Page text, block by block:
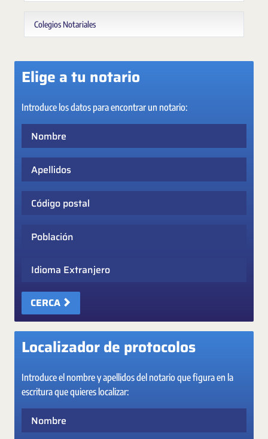
Colegios Notariales
Elige a tu notario
Introduce los datos para encontrar un notario:
Idioma Extranjero
CERCA
Localizador de protocolos
Introduce el nombre y apellidos del notario que figura en la
escritura que quieres localizar: